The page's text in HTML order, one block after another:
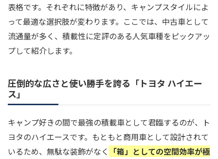
表格です。それぞれに特徴があり、キャンプスタイルによ
って最適な選択肢が変わります。ここでは、中古車として
流通量が多く、積載性に定評のある人気車種をピックアッ
プして紹介します。
圧倒的な広さと使い勝手を誇る「トヨタ ハイエー
ス」
キャンプ好きの間で最強の積載車として君臨するのが、ト
ヨタのハイエースです。もともと商用車として設計されて
いるため、無駄な装飾がなく
「箱」としての空間効率が極